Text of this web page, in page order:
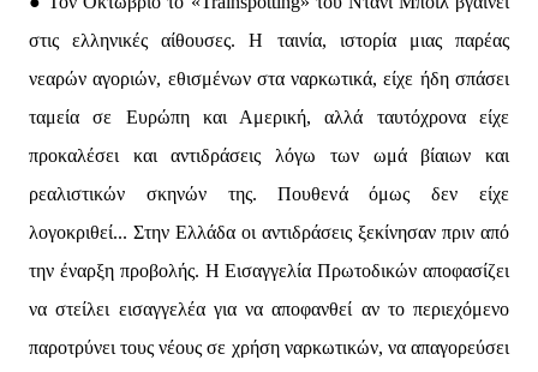
στις ελληνικές αίθουσες. Η ταινία, ιστορία μιας παρέας
νεαρών αγοριών, εθισμένων στα ναρκωτικά, είχε ήδη σπάσει
ταμεία σε Ευρώπη και Αμερική, αλλά ταυτόχρονα είχε
προκαλέσει και αντιδράσεις λόγω των ωμά βίαιων και
ρεαλιστικών σκηνών της. Πουθενά όμως δεν είχε
λογοκριθεί... Στην Ελλάδα οι αντιδράσεις ξεκίνησαν πριν από
την έναρξη προβολής. Η Εισαγγελία Πρωτοδικών αποφασίζει
να στείλει εισαγγελέα για να αποφανθεί αν το περιεχόμενο
παροτρύνει τους νέους σε χρήση ναρκωτικών, να απαγορεύσει